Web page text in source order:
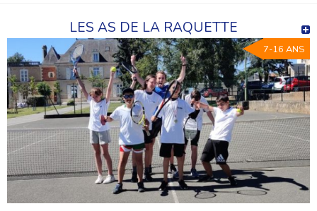
LES AS DE LA RAQUETTE
7-16 ANS